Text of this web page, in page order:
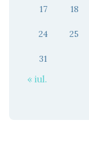
17 18
24 25
31
« iul.